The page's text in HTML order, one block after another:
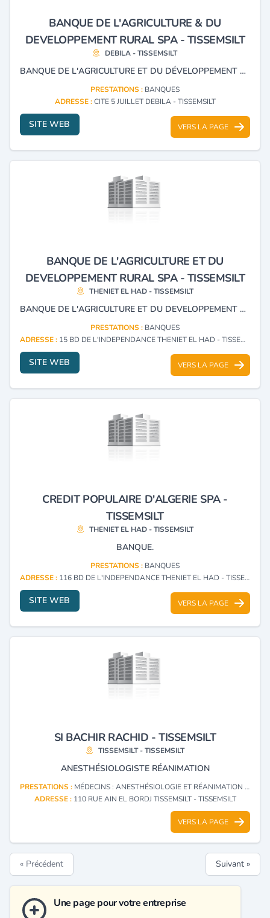
BANQUE DE L'AGRICULTURE & DU
DEVELOPPEMENT RURAL SPA - TISSEMSILT
DEBILA - TISSEMSILT
BANQUE DE L'AGRICULTURE ET DU DÉVELOPPEMENT RURAL.
PRESTATIONS : BANQUES
ADRESSE :CITE 5 JUILLET DEBILA - TISSEMSILT
SITE WEB VERS LA PAGE
BANQUE DE L'AGRICULTURE ET DU
DEVELOPPEMENT RURAL SPA - TISSEMSILT
THENIET EL HAD - TISSEMSILT
BANQUE DE L'AGRICULTURE ET DU DEVELOPPEMENT RURAL
PRESTATIONS : BANQUES
ADRESSE : 15 BD DE L'INDEPENDANCE THENIET EL HAD - TISSEMSILT
SITE WEB VERS LA PAGE
CREDIT POPULAIRE D'ALGERIE SPA -
TISSEMSILT
THENIET EL HAD - TISSEMSILT
BANQUE.
PRESTATIONS : BANQUES
ADRESSE : 116 BD DE L'INDEPENDANCE THENIET EL HAD - TISSEMSILT
SITE WEB VERS LA PAGE
SI BACHIR RACHID - TISSEMSILT
TISSEMSILT - TISSEMSILT
ANESTHÉSIOLOGISTE RÉANIMATION
PRESTATIONS : MÉDECINS : ANESTHÉSIOLOGIE ET RÉANIMATION CHIRURGICALE
ADRESSE : 110 RUE AIN EL BORDJ TISSEMSILT - TISSEMSILT
VERS LA PAGE
« Précédent Suivant »
Une page pour votre entreprise